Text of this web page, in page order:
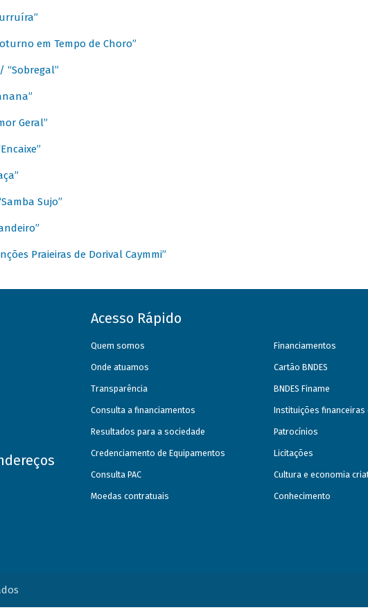
em Tempo de Choro”
“Sobregal”
Geral”
Sujo”
Praieiras de Dorival Caymmi”
Acesso Rápido
Quem somos
Onde atuamos
Transparência
Consulta a financiamentos
Resultados para a sociedade
Credenciamento de Equipamentos
Consulta PAC
Moedas contratuais
Financiamentos
Cartão BNDES
BNDES Finame
Instituições financeiras
Patrocínios
Licitações
Cultura e economia
Conhecimento